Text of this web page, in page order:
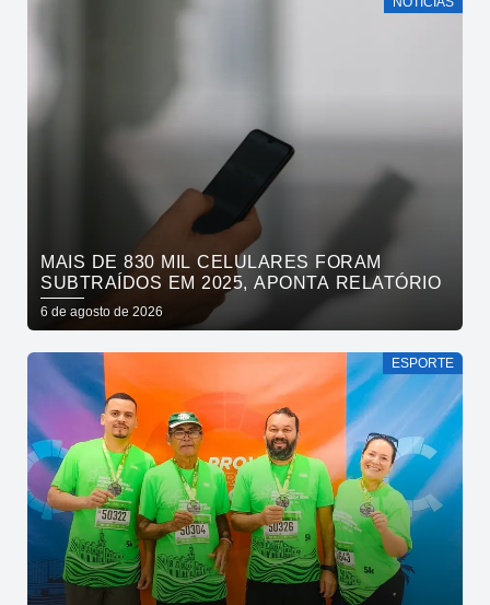
MAIS DE 830 MIL CELULARES FORAM
SUBTRAÍDOS EM 2025, APONTA RELATÓRIO
6 de agosto de 2026
ESPORTE